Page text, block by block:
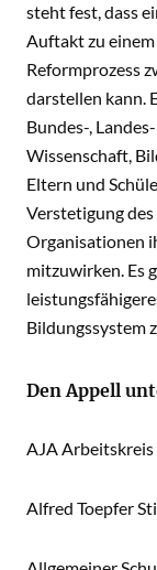
steht fest, dass
Auftakt zu
Reformprozess
darstellen kann.
Bundes-,
Wissenschaft,
Eltern und
Verstetigung
Organisationen
mitzuwirken. Es
Bildungssystem
Den Appell
AJA Arbeitskreis
Alfred Toepfer